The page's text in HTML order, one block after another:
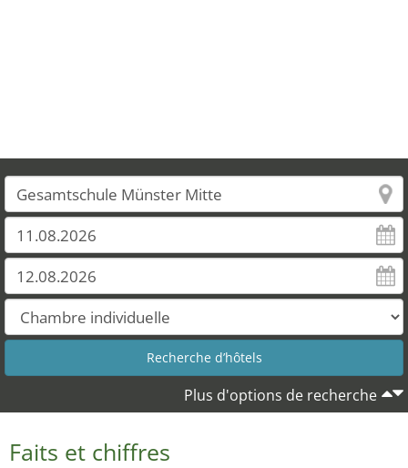
Plus d'options de recherche
Faits et chiffres